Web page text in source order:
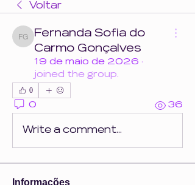
Voltar
Fernanda Sofia do Carmo Gonçalves
Fernanda Sofia do
Carmo Gonçalves
19 de maio de 2026 ·
joined the group.
0
0 36
Write a comment...
Informações